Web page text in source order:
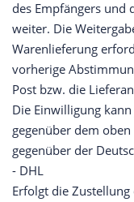
des Empfängers und
weiter. Die
Warenlieferung
vorherige
Post bzw. die
Die Einwilligung
gegenüber dem
gegenüber der
- DHL
Erfolgt die